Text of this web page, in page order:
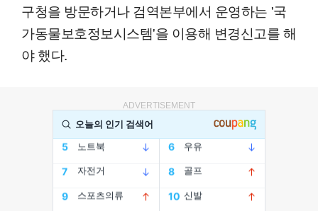
구청을 방문하거나 검역본부에서 운영하는 '국
가동물보호정보시스템'을 이용해 변경신고를 해
야 했다.
ADVERTISEMENT